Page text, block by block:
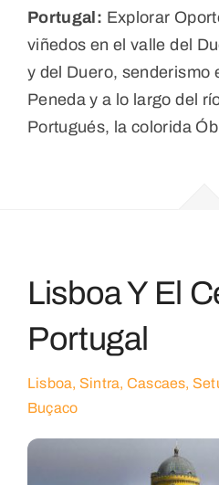
Portugal: Explorar
viñedos en el valle del
y del Duero, senderismo
Peneda y a lo largo del
Portugués, la colorida
Lisboa Y El
Portugal
Lisboa, Sintra, Cascaes,
Buçaco